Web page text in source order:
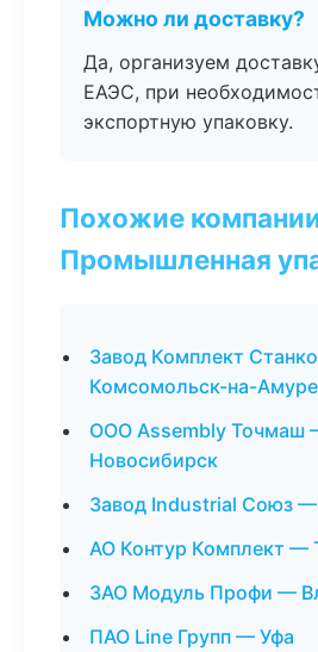
Можно ли доставку?
Да, организуем
ЕАЭС, при
экспортную упаковку.
Похожие
Промышленная
Завод Комплект
Комсомольск-на-Амуре
ООО Assembly Точмаш
Новосибирск
Завод Industrial Союз
АО Контур Комплект —
ЗАО Модуль Профи —
ПАО Line Групп — Уфа